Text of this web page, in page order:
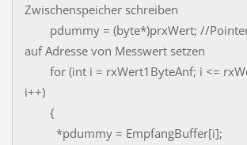
Zwischenspeicher schreiben
pdummy = (byte*)prxWert; //
auf Adresse von Messwert setzen
for (int i = rxWert1ByteAnf; i <=
i++)
{
*pdummy = EmpfangBuffer[i];